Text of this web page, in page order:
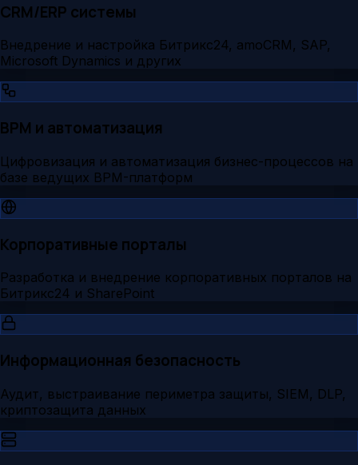
CRM/ERP системы
Внедрение и настройка Битрикс24, amoCRM, SAP,
Microsoft Dynamics и других
BPM и автоматизация
Цифровизация и автоматизация бизнес-процессов на
базе ведущих BPM-платформ
Корпоративные порталы
Разработка и внедрение корпоративных порталов на
Битрикс24 и SharePoint
Информационная безопасность
Аудит, выстраивание периметра защиты, SIEM, DLP,
криптозащита данных